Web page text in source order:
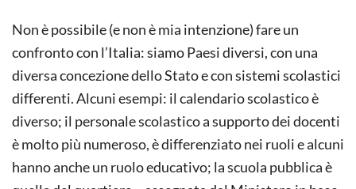
Non è possibile (e non è mia intenzione) fare un
confronto con l’Italia: siamo Paesi diversi, con una
diversa concezione dello Stato e con sistemi scolastici
differenti. Alcuni esempi: il calendario scolastico è
diverso; il personale scolastico a supporto dei docenti
è molto più numeroso, è differenziato nei ruoli e alcuni
hanno anche un ruolo educativo; la scuola pubblica è